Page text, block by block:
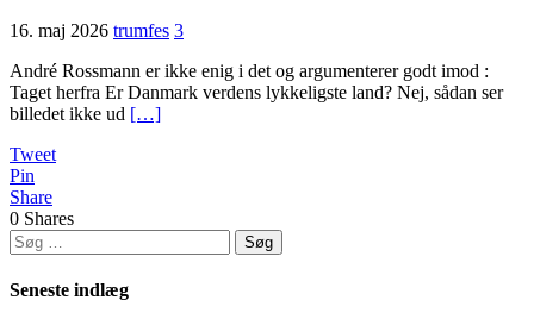
16. maj 2026 trumfes 3
André Rossmann er ikke enig i det og argumenterer godt imod :
Taget herfra Er Danmark verdens lykkeligste land? Nej, sådan ser
billedet ikke ud […]
Tweet
Pin
Share
0 Shares
Søg
efter:
Seneste indlæg